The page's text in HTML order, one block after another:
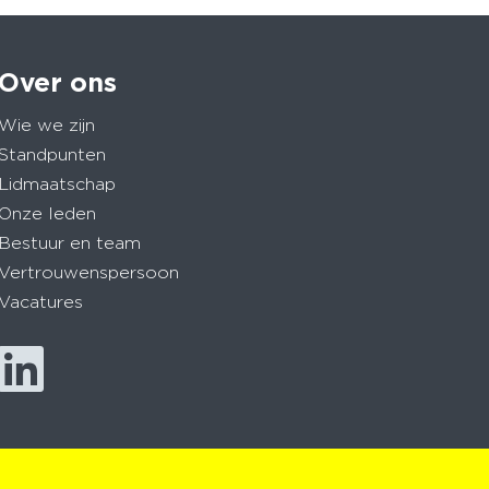
Over ons
Wie we zijn
Standpunten
Lidmaatschap
Onze leden
Bestuur en team
Vertrouwenspersoon
Vacatures